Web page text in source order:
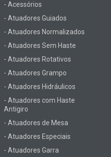
- Acessórios
- Atuadores Guiados
- Atuadores Normalizados
- Atuadores Sem Haste
- Atuadores Rotativos
- Atuadores Grampo
- Atuadores Hidráulicos
- Atuadores com Haste
Antigiro
- Atuadores de Mesa
- Atuadores Especiais
- Atuadores Garra